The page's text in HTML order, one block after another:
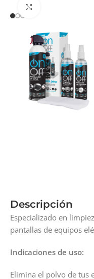
Descripción
Especializado en
pantallas de equipos
Indicaciones de uso:
Elimina el polvo de tus